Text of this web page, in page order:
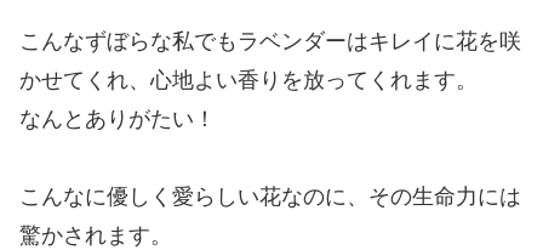
こんなずぼらな私でもラベンダーはキレイに花を咲
かせてくれ、心地よい香りを放ってくれます。
なんとありがたい！
こんなに優しく愛らしい花なのに、その生命力には
驚かされます。